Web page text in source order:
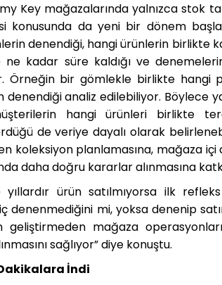
Key mağazalarında yalnızca stok
konusunda da yeni bir dönem
denendiği, hangi ürünlerin birlikte
kadar süre kaldığı ve
Örneğin bir gömlekle birlikte hangi
denendiği analiz edilebiliyor. Böylece
hangi ürünleri birlikte
de veriye dayalı olarak
koleksiyon planlamasına, mağaza içi
daha doğru kararlar alınmasına
yıllardır ürün satılmıyorsa ilk
denenmediğini mi, yoksa denenip satın
geliştirmeden mağaza
sağlıyor” diye konuştu.
İndi